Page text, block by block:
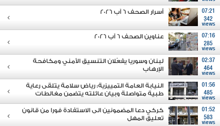
07:21
342
views
أسرار الصحف 6 آب 2026
07:16
285
views
عناوين الصحف 6 آب 2026
02:37
464
views
لبنان وسوريا يفعّلان التنسيق الأمني ومكافحة
الإرهاب
01:56
485
views
النيابة العامة التمييزية: رياض سلامة يتلقى رعاية
طبية متواصلة وبيان عائلته يتضمن مغالطات
01:52
583
views
كركي دعا المضمونين الى الاستفادة فورا من قانون
تعليق المهل